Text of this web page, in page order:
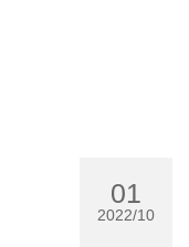
01
2022/10